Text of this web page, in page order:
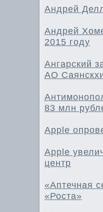
Андрей
Андрей
2015 году
Ангарский
АО
83 млн
Apple
Apple
центр
«Аптечная
«Роста»